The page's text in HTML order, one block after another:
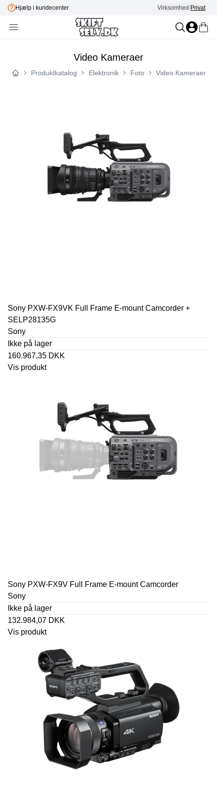
E-mærket Virksomhed/Privat
Video Kameraer
Forside
Produktkatalog Elektronik Foto Video Kameraer
Sony PXW-FX9VK Full Frame E-mount Camcorder +
SELP28135G
Sony
Ikke på lager
160.967,35 DKK
Vis produkt
Sony PXW-FX9V Full Frame E-mount Camcorder
Sony
Ikke på lager
132.984,07 DKK
Vis produkt